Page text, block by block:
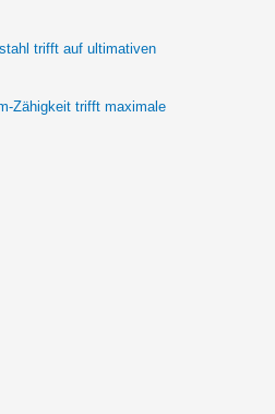
trifft auf ultimativen
Zähigkeit trifft maximale